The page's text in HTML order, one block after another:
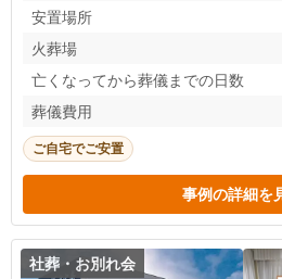
ら、ご家族皆様のご健勝
安置場所
火葬場
亡くなってから葬儀までの日数
葬儀費用
ご自宅でご安置
事例の詳細を
社葬・お別れ会